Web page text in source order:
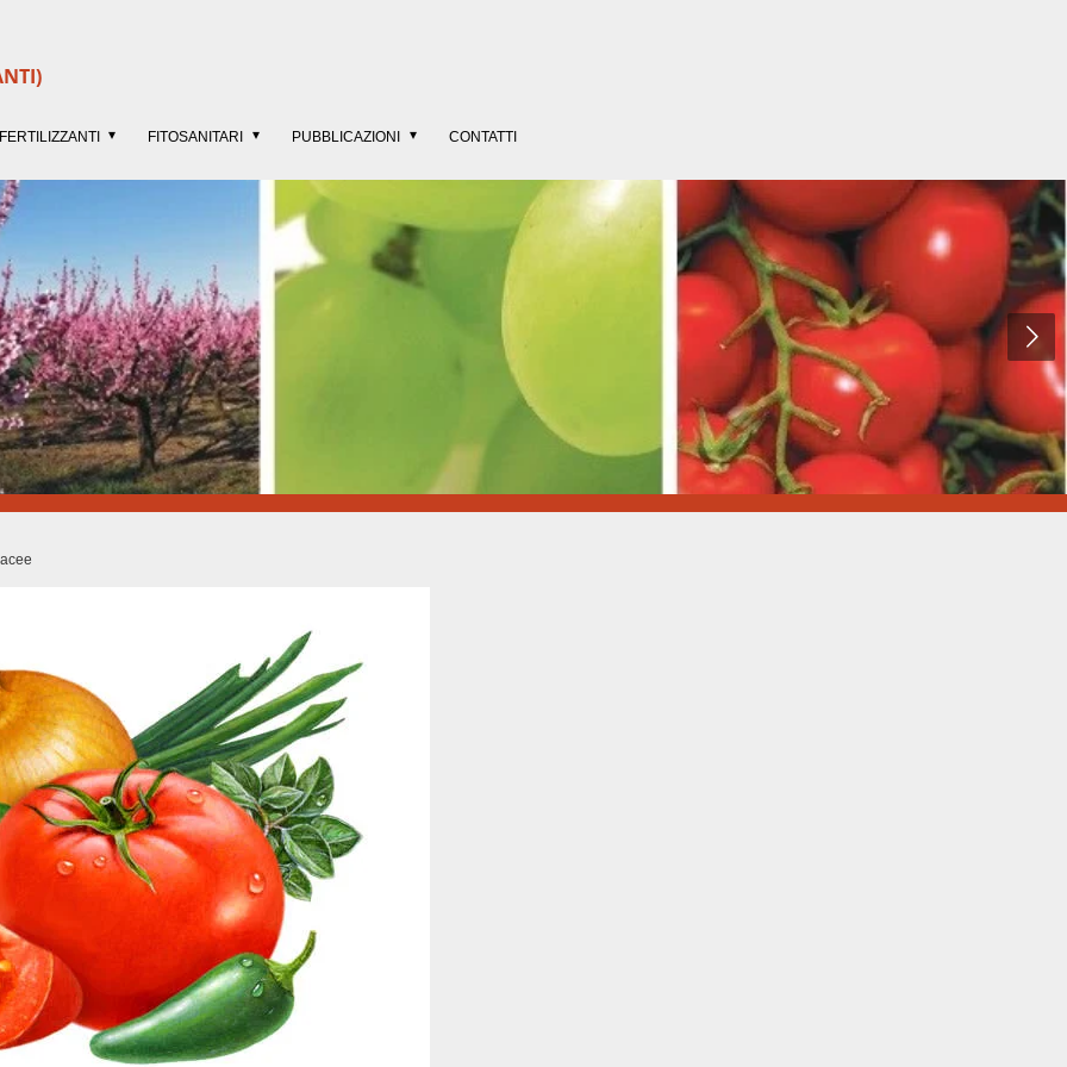
FERTILIZZANTI FITOSANITARI PUBBLICAZIONI CONTATTI